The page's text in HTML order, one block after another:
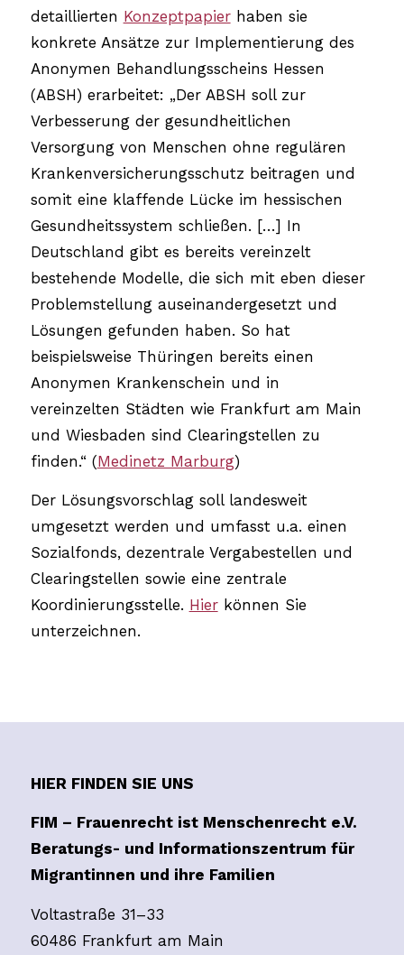
detaillierten Konzeptpapierhaben sie
konkrete Ansätze zur Implementierung des
Anonymen Behandlungsscheins Hessen
(ABSH) erarbeitet: „Der ABSH soll zur
Verbesserung der gesundheitlichen
Versorgung von Menschen ohne regulären
Krankenversicherungsschutz beitragen und
somit eine klaffende Lücke im hessischen
Gesundheitssystem schließen. […] In
Deutschland gibt es bereits vereinzelt
bestehende Modelle, die sich mit eben dieser
Problemstellung auseinandergesetzt und
Lösungen gefunden haben. So hat
beispielsweise Thüringen bereits einen
Anonymen Krankenschein und in
vereinzelten Städten wie Frankfurt am Main
und Wiesbaden sind Clearingstellen zu
finden.“ (Medinetz Marburg)
Der Lösungsvorschlag soll landesweit
umgesetzt werden und umfasst u.a. einen
Sozialfonds, dezentrale Vergabestellen und
Clearingstellen sowie eine zentrale
Koordinierungsstelle. Hierkönnen Sie
unterzeichnen.
HIER FINDEN SIE UNS
FIM – Frauenrecht ist Menschenrecht e.V.
Beratungs- und Informationszentrum für
Migrantinnen und ihre Familien
Voltastraße 31–33
60486 Frankfurt am Main